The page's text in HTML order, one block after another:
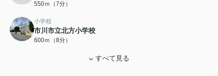
550ｍ（7分）
小学校
市川市立北方小学校
600ｍ（8分）
すべて見る